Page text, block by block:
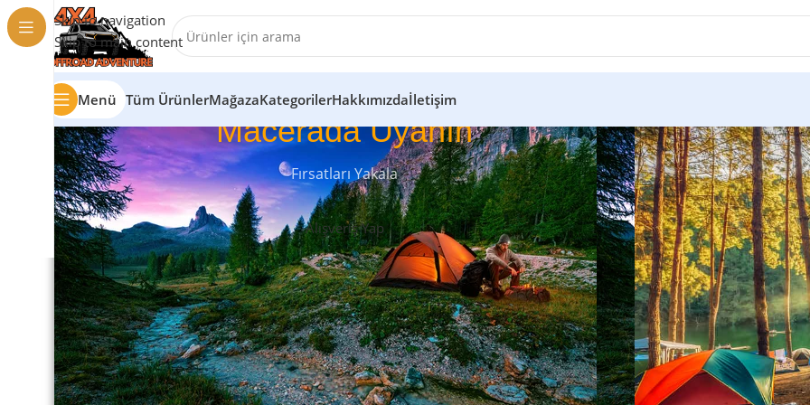
Skip to navigation
Skip to main content
Menü Tüm ÜrünlerMağazaKategorilerHakkımızdaİletişim
Macerada Uyanın
Fırsatları Yakala
Alışveriş Yap